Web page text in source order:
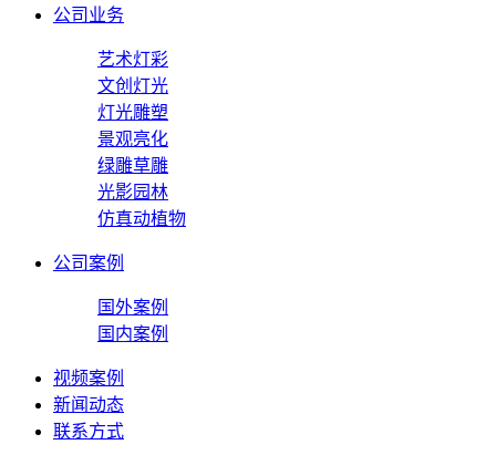
公司业务
艺术灯彩
文创灯光
灯光雕塑
景观亮化
绿雕草雕
光影园林
仿真动植物
公司案例
国外案例
国内案例
视频案例
新闻动态
联系方式